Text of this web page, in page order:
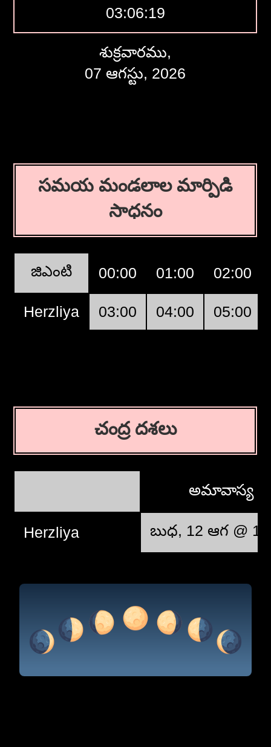
03:06:19
శుక్రవారము,
07 ఆగస్టు, 2026
సమయ మండలాల మార్పిడి
సాధనం
జిఎంటి 00:00 01:00 02:00
Herzliya 03:00 04:00 05:00
చంద్ర దశలు
అమావాస్య
Herzliya బుధ, 12 ఆగ @